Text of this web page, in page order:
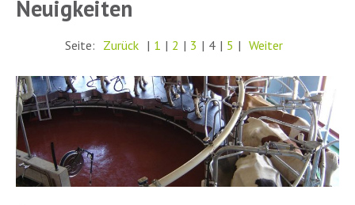
Neuigkeiten
Seite: Zurück | 1 | 2 | 3 | 4 | 5 | Weiter